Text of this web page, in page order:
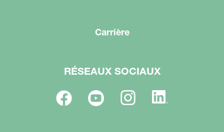
Carrière
RÉSEAUX SOCIAUX